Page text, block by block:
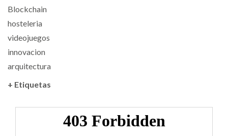
Blockchain
hosteleria
videojuegos
innovacion
arquitectura
+ Etiquetas